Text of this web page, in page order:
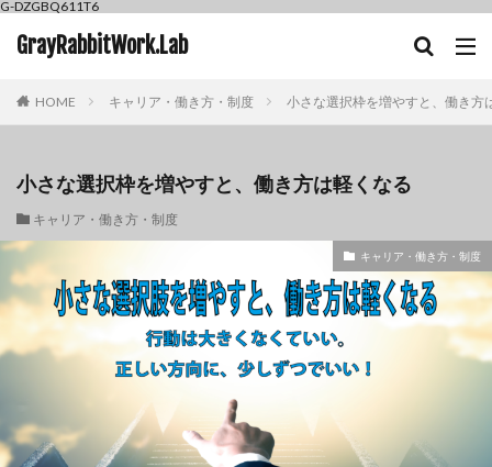
G-DZGBQ611T6
GrayRabbitWork.Lab
HOME キャリア・働き方・制度 小さな選択枠を増やすと、働き方
小さな選択枠を増やすと、働き方は軽くなる
キャリア・働き方・制度
キャリア・働き方・制度